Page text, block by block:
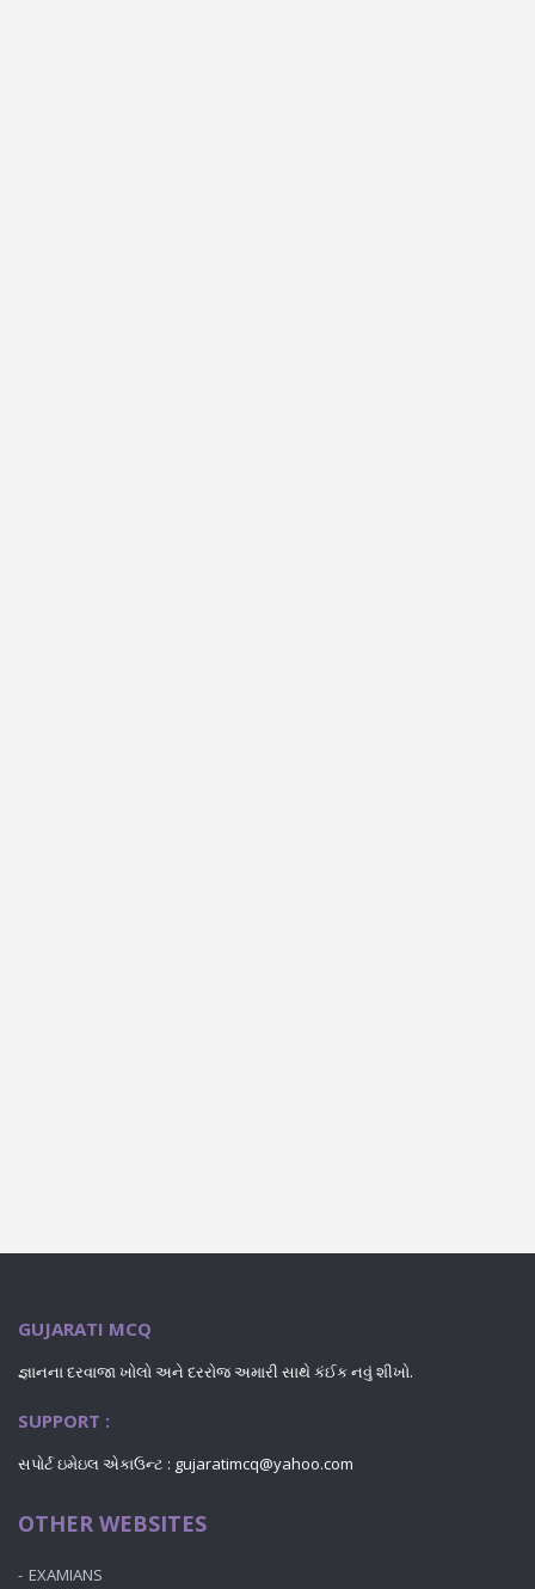
GUJARATI MCQ
જ્ઞાનના દરવાજા ખોલો અને દરરોજ અમારી સાથે કંઈક નવું શીખો.
SUPPORT :
સપોર્ટ ઇમેઇલ એકાઉન્ટ : gujaratimcq@yahoo.com
OTHER WEBSITES
EXAMIANS